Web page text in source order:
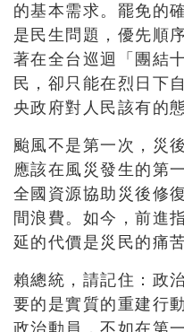
的基本需求。罷免的
是民生問題，優先順
著在全台巡迴「團結
民，卻只能在烈日下
央政府對人民該有的
颱風不是第一次，災
應該在風災發生的第
全國資源協助災後修
間浪費。如今，前進
延的代價是災民的痛
賴總統，請記住：政
要的是實質的重建行
政治動員，不如在第